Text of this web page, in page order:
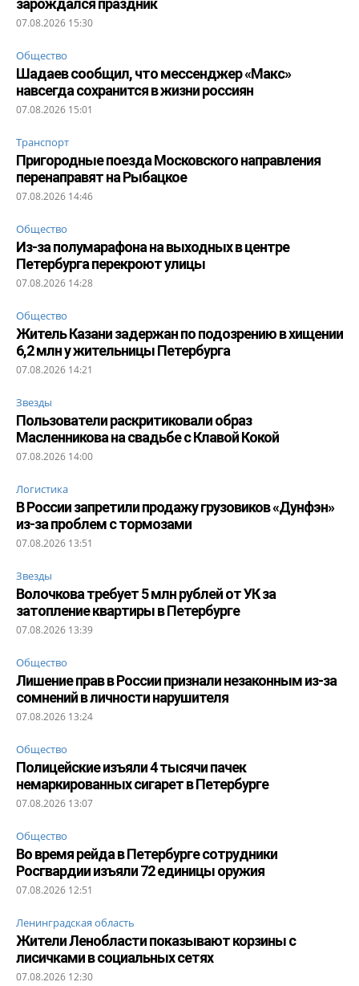
07.08.2026 15:30
Общество
Шадаев сообщил, что мессенджер «Макс»
навсегда сохранится в жизни россиян
07.08.2026 15:01
Транспорт
Пригородные поезда Московского направления
перенаправят на Рыбацкое
07.08.2026 14:46
Общество
Из-за полумарафона на выходных в центре
Петербурга перекроют улицы
07.08.2026 14:28
Общество
Житель Казани задержан по подозрению в хищении
6,2 млн у жительницы Петербурга
07.08.2026 14:21
Звезды
Пользователи раскритиковали образ
Масленникова на свадьбе с Клавой Кокой
07.08.2026 14:00
Логистика
В России запретили продажу грузовиков «Дунфэн»
из-за проблем с тормозами
07.08.2026 13:51
Звезды
Волочкова требует 5 млн рублей от УК за
затопление квартиры в Петербурге
07.08.2026 13:39
Общество
Лишение прав в России признали незаконным из-за
сомнений в личности нарушителя
07.08.2026 13:24
Общество
Полицейские изъяли 4 тысячи пачек
немаркированных сигарет в Петербурге
07.08.2026 13:07
Общество
Во время рейда в Петербурге сотрудники
Росгвардии изъяли 72 единицы оружия
07.08.2026 12:51
Ленинградская область
Жители Ленобласти показывают корзины с
лисичками в социальных сетях
07.08.2026 12:30